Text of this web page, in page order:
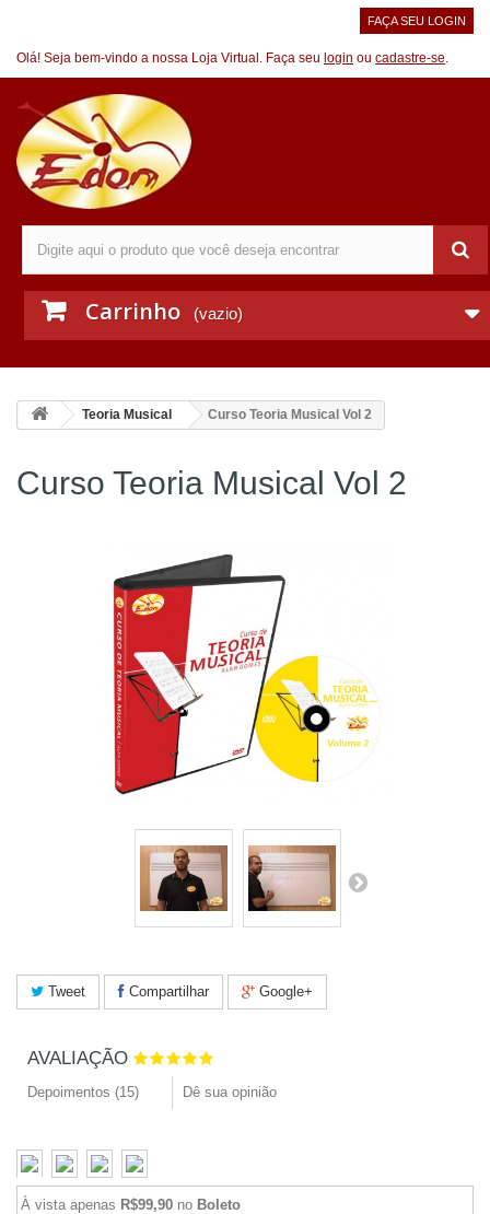
FAÇA SEU LOGIN
Olá! Seja bem-vindo a nossa Loja Virtual. Faça seu login ou cadastre-se.
Carrinho (vazio)
Teoria Musical Curso Teoria Musical Vol 2
Curso Teoria Musical Vol 2
Tweet Compartilhar Google+
AVALIAÇÃO
Depoimentos (15) Dê sua opinião
À vista apenas R$99,90 no Boleto